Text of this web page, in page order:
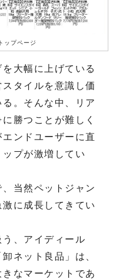
ップページ
大幅に上げている
タイルを意識し価
。そんな中、リア
勝つことが難しく
ンドユーザーに直
プが激増してい
当然ペットジャン
に成長してきてい
、アイディール
ネット良品」は、
なマーケットであ